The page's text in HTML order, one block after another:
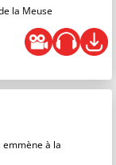
la Meuse
emmène à la